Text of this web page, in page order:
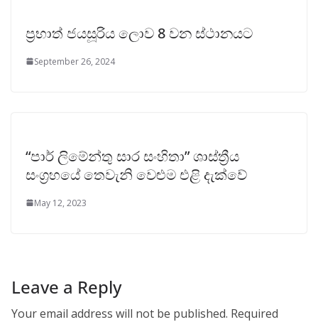
ප්‍රභාත් ජයසූරිය ලොව 8 වන ස්ථානයට
September 26, 2024
“පාර් ලිමේන්තු සාර සංහිතා” ශාස්ත්‍රීය
සංග්‍රහයේ තෙවැනි වෙළුම එළි දැක්වේ
May 12, 2023
Leave a Reply
Your email address will not be published. Required